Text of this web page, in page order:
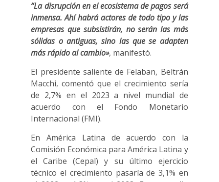
“La disrupción en el ecosistema de pagos será
inmensa. Ahí habrá actores de todo tipo y las
empresas que subsistirán, no serán las más
sólidas o antiguas, sino las que se adapten
más rápido al cambio», manifestó.
El presidente saliente de Felaban, Beltrán
Macchi, comentó que el crecimiento sería
de 2,7% en el 2023 a nivel mundial de
acuerdo con el Fondo Monetario
Internacional (FMI).
En América Latina de acuerdo con la
Comisión Económica para América Latina y
el Caribe (Cepal) y su último ejercicio
técnico el crecimiento pasaría de 3,1% en